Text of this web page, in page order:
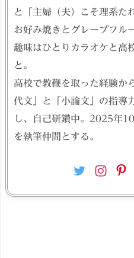
と「主婦（夫）こそ理系た
お好み焼きとグレープフル
趣味はひとりカラオケと高
と。
高校で教鞭を取った経験か
代文」と「小論文」の指導
し、自己研鑽中。2025年
を執筆仲間とする。